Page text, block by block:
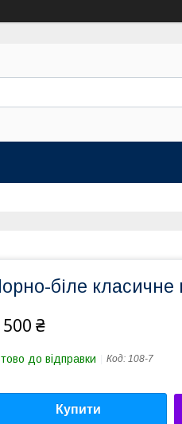
біле класичне
500 ₴
до відправки Код: 108-7
Купити